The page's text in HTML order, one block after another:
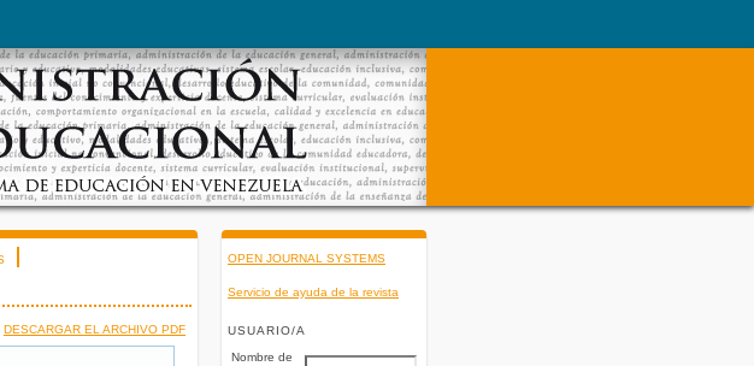
OPEN JOURNAL SYSTEMS
Servicio de ayuda de la revista
USUARIO/A
Nombre de
DESCARGAR EL ARCHIVO PDF